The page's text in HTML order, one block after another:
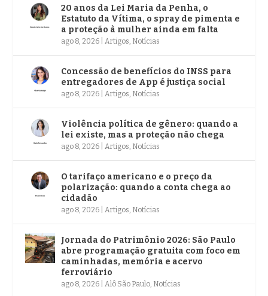
20 anos da Lei Maria da Penha, o
Estatuto da Vítima, o spray de pimenta e
a proteção à mulher ainda em falta
ago 8, 2026 |Artigos, Notícias
Concessão de benefícios do INSS para
entregadores de App é justiça social
ago 8, 2026 |Artigos, Notícias
Violência política de gênero: quando a
lei existe, mas a proteção não chega
ago 8, 2026 |Artigos, Notícias
O tarifaço americano e o preço da
polarização: quando a conta chega ao
cidadão
ago 8, 2026 |Artigos, Notícias
Jornada do Patrimônio 2026: São Paulo
abre programação gratuita com foco em
caminhadas, memória e acervo
ferroviário
ago 8, 2026 |Alô São Paulo, Notícias